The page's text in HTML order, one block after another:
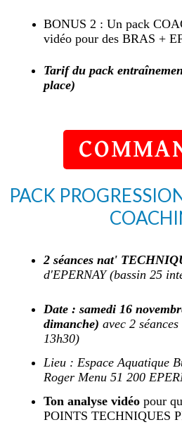
BONUS 2 : Un pack
vidéo pour des BRAS +
Tarif du pack
place)
PACK
2 séances nat'
d'EPERNAY (bassin 25
Date : samedi 16
dimanche) avec 2
13h30)
Lieu : Espace Aquatique
Roger Menu 51 200
Ton analyse vidéo pour
POINTS TECHNIQUES